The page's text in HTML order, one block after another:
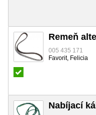
Remeň
005 435 171
Favorit, Felicia
Nabíjací